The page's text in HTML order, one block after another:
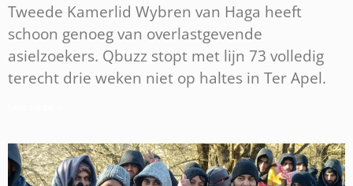
Tweede Kamerlid Wybren van Haga heeft
schoon genoeg van overlastgevende
asielzoekers. Qbuzz stopt met lijn 73 volledig
terecht drie weken niet op haltes in Ter Apel.